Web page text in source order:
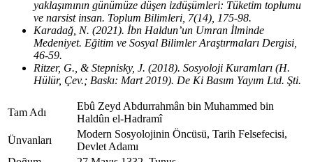
yaklaşımının günümüze düşen izdüşümleri: Tüketim toplumu
ve narsist insan. Toplum Bilimleri, 7(14), 175-98.
Karadağ, N. (2021). İbn Haldun’un Umran İlminde
Medeniyet. Eğitim ve Sosyal Bilimler Araştırmaları Dergisi,
46-59.
Ritzer, G., & Stepnisky, J. (2018). Sosyoloji Kuramları (H.
Hülür, Çev.; Baskı: Mart 2019). De Ki Basım Yayım Ltd. Şti.
Tam Adı
Ebû Zeyd Abdurrahmân bin Muhammed bin
Haldûn el-Hadramî
Ünvanları
Modern Sosyolojinin Öncüsü, Tarih Felsefecisi,
Devlet Adamı